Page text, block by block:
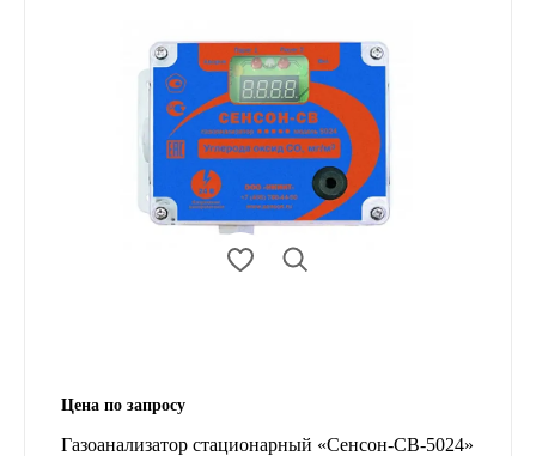
Цена по запросу
Газоанализатор стационарный «Сенсон-СВ-5024»